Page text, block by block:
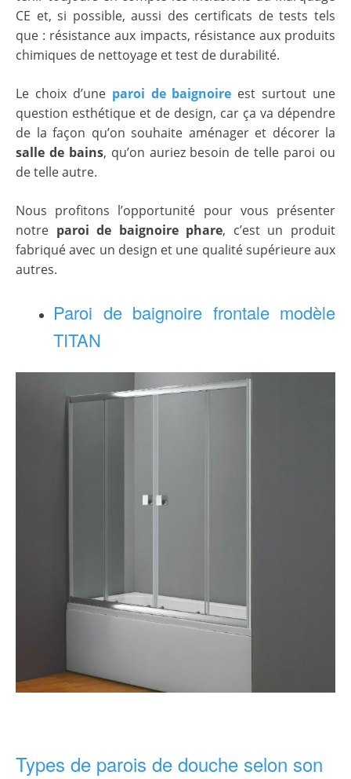
CE et, si possible, aussi des certificats de tests tels
que : résistance aux impacts, résistance aux produits
chimiques de nettoyage et test de durabilité.
Le choix d’une paroi de baignoire est surtout une
question esthétique et de design, car ça va dépendre
de la façon qu’on souhaite aménager et décorer la
salle de bains, qu’on auriez besoin de telle paroi ou
de telle autre.
Nous profitons l’opportunité pour vous présenter
notre paroi de baignoire phare, c’est un produit
fabriqué avec un design et une qualité supérieure aux
autres.
Paroi de baignoire frontale modèle
TITAN
Types de parois de douche selon son